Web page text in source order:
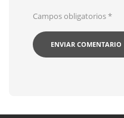
Campos obligatorios*